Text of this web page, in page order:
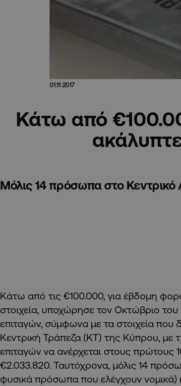
01.11.2017
Κάτω από
Μόλις 14 πρόσωπα στο
Κάτω από τις €100.000, για έβδομη
στοιχεία, υποχώρησε τον Οκτώβριο
επιταγών, σύμφωνα με τα στοιχεία που
Κεντρική Τράπεζα (ΚΤ) της Κύπρου, με
επιταγών να ανέρχεται στους πρώτους
€2.033.820. Ταυτόχρονα, μόλις 14
φυσικά πρόσωπα που ελέγχουν